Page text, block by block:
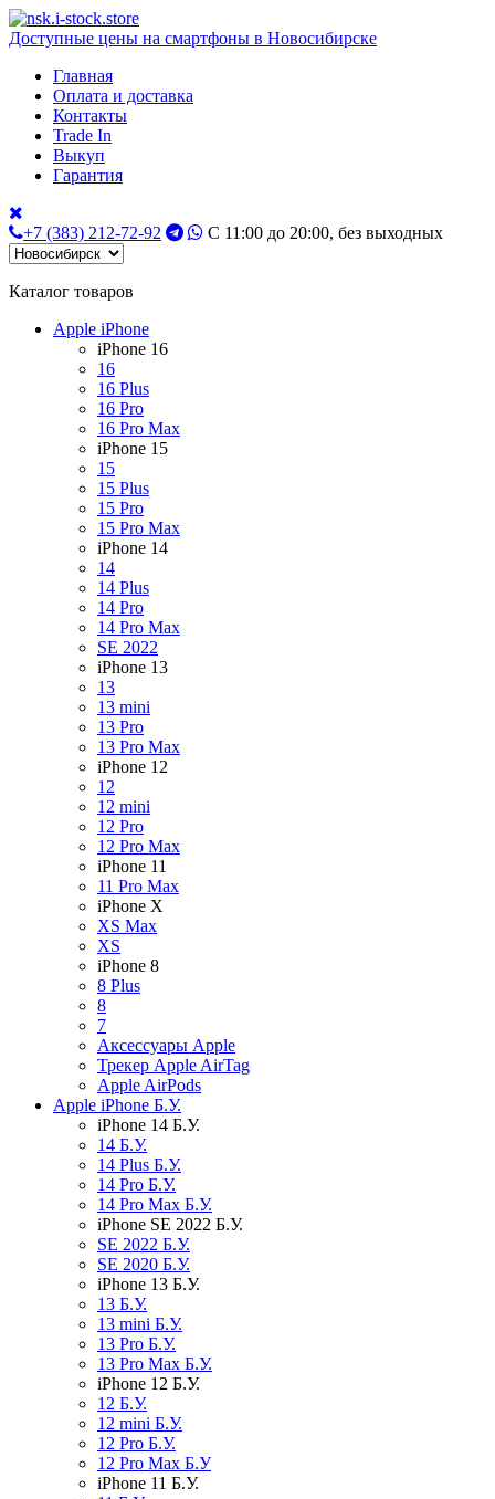
Доступные цены на смартфоны в Новосибирске
Главная
Оплата и доставка
Контакты
Trade In
Выкуп
Гарантия
+7 (383) 212-72-92 С 11:00 до 20:00, без выходных
Каталог товаров
Apple iPhone
iPhone 16
16
16 Plus
16 Pro
16 Pro Max
iPhone 15
15
15 Plus
15 Pro
15 Pro Max
iPhone 14
14
14 Plus
14 Pro
14 Pro Max
SE 2022
iPhone 13
13
13 mini
13 Pro
13 Pro Max
iPhone 12
12
12 mini
12 Pro
12 Pro Max
iPhone 11
11 Pro Max
iPhone X
XS Max
XS
iPhone 8
8 Plus
8
7
Аксессуары Apple
Трекер Apple AirTag
Apple AirPods
Apple iPhone Б.У.
iPhone 14 Б.У.
14 Б.У.
14 Plus Б.У.
14 Pro Б.У.
14 Pro Max Б.У.
iPhone SE 2022 Б.У.
SE 2022 Б.У.
SE 2020 Б.У.
iPhone 13 Б.У.
13 Б.У.
13 mini Б.У.
13 Pro Б.У.
13 Pro Max Б.У.
iPhone 12 Б.У.
12 Б.У.
12 mini Б.У.
12 Pro Б.У.
12 Pro Max Б.У
iPhone 11 Б.У.